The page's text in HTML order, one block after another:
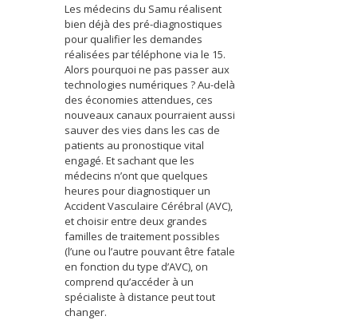
Les médecins du Samu réalisent
bien déjà des pré-diagnostiques
pour qualifier les demandes
réalisées par téléphone via le 15.
Alors pourquoi ne pas passer aux
technologies numériques ? Au-delà
des économies attendues, ces
nouveaux canaux pourraient aussi
sauver des vies dans les cas de
patients au pronostique vital
engagé. Et sachant que les
médecins n’ont que quelques
heures pour diagnostiquer un
Accident Vasculaire Cérébral (AVC),
et choisir entre deux grandes
familles de traitement possibles
(l’une ou l’autre pouvant être fatale
en fonction du type d’AVC), on
comprend qu’accéder à un
spécialiste à distance peut tout
changer.